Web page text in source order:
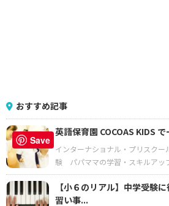
おすすめ記事
英語保育園 COCOAS KIDS
インターナショナル・プリスクー
験
パパママの学習・スキルアッ
【小６のリアル】中学受験
習い事...
Save